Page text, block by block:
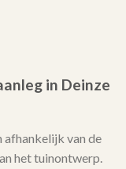
in Deinze
afhankelijk van de
het tuinontwerp.